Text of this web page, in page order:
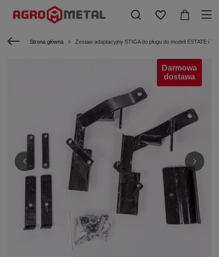
Strona główna Zestaw adaptacyjny STIGA do pługu do modeli ESTATE i
Darmowa
dostawa